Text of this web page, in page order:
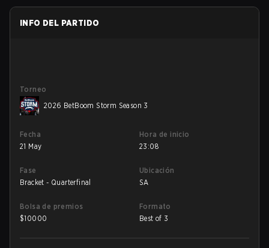
INFO DEL PARTIDO
Torneo
2026 BetBoom Storm Season 3
Fecha
21 May
Hora de inicio
23:08
Fase
Bracket - Quarterfinal
Ubicación
SA
Bolsa de premios
$10000
Formato
Best of 3